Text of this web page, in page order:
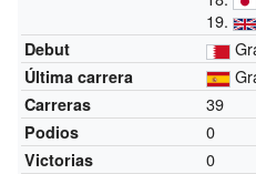
19.
Debut
Última carrera
Carreras 39
Podios 0
Victorias 0